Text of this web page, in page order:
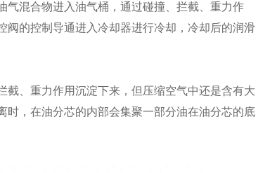
气混合物进入油气桶，通过碰撞、拦截、重力作
阀的控制导通进入冷却器进行冷却，冷却后的润滑
、重力作用沉淀下来，但压缩空气中还是含有大
，在油分芯的内部会集聚一部分油在油分芯的底